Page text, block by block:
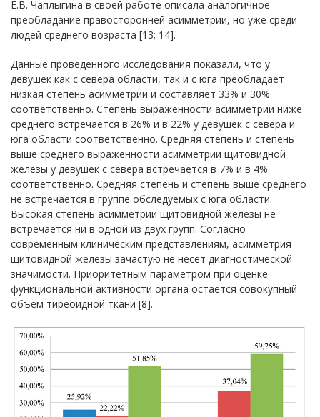
Е.В. Чаплыгина в своей работе описала аналогичное
преобладание правосторонней асимметрии, но уже среди
людей среднего возраста [13; 14].
Данные проведенного исследования показали, что у
девушек как с севера области, так и с юга преобладает
низкая степень асимметрии и составляет 33% и 30%
соответственно. Степень выраженности асимметрии ниже
среднего встречается в 26% и в 22% у девушек с севера и
юга области соответственно. Средняя степень и степень
выше среднего выраженности асимметрии щитовидной
железы у девушек с севера встречается в 7% и в 4%
соответственно. Средняя степень и степень выше среднего
не встречается в группе обследуемых с юга области.
Высокая степень асимметрии щитовидной железы не
встречается ни в одной из двух групп. Согласно
современным клиническим представлениям, асимметрия
щитовидной железы зачастую не несёт диагностической
значимости. Приоритетным параметром при оценке
функциональной активности органа остаётся совокупный
объём тиреоидной ткани [8].